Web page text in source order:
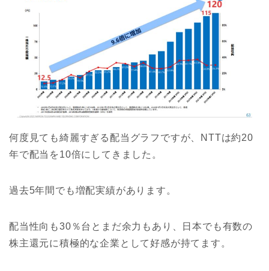
何度見ても綺麗すぎる配当グラフですが、NTTは約20
年で配当を10倍にしてきました。
過去5年間でも増配実績があります。
配当性向も30％台とまだ余力もあり、日本でも有数の
株主還元に積極的な企業として好感が持てます。